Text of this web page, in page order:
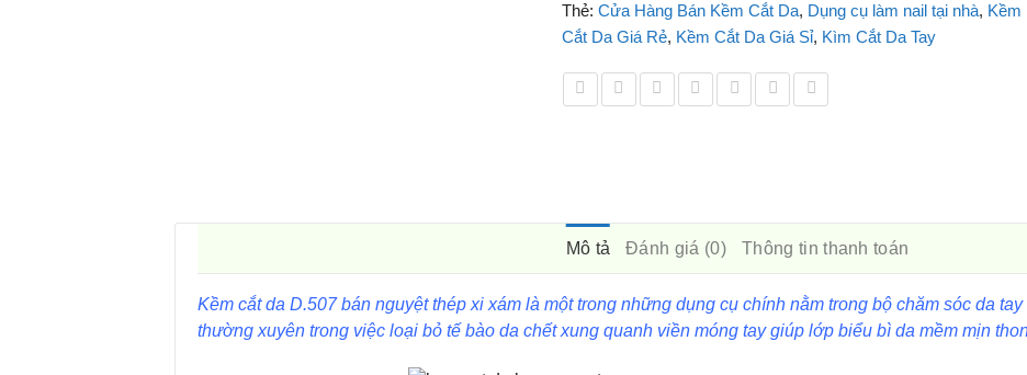
Thẻ: Cửa Hàng Bán Kềm Cắt Da, Dụng cụ làm nail tại nhà, Kềm
Cắt Da Giá Rẻ, Kềm Cắt Da Giá Sỉ, Kìm Cắt Da Tay
Mô tả Đánh giá (0) Thông tin thanh toán
Kềm cắt da D.507 bán nguyệt thép xi xám là một trong những dụng cụ chính nằm trong bộ chăm sóc da
thường xuyên trong việc loại bỏ tế bào da chết xung quanh viền móng tay giúp lớp biểu bì da mềm mịn